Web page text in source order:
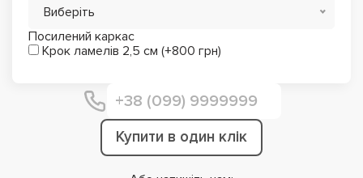
Виберіть
Посилений каркас
Крок ламелів 2,5 см (+800 грн)
Купити в один клік